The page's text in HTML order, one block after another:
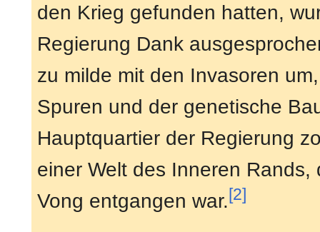
den Krieg gefunden hatten,
Regierung Dank
zu milde mit den Invasoren
Spuren und der genetische
Hauptquartier der Regierung
einer Welt des Inneren
Vong entgangen war.[2]